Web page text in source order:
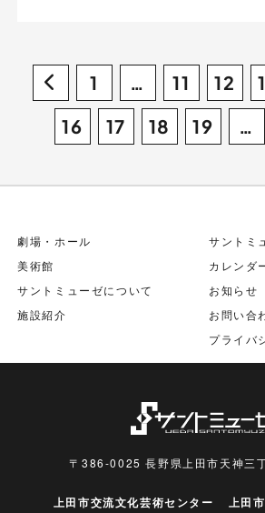
1 … 11 12
16
17 18 19 …
劇場・ホール
美術館
サントミューゼについて
施設紹介
サントミ
カレンダ
お知らせ
お問い合
プライバ
〒386-0025 長野県上田市天神三
上田市交流文化芸術センター 上田